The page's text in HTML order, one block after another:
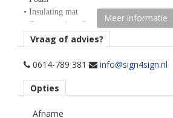
• Insulating mat
• Corrugated cardboard – special flute
design
Meer informatie
Vraag of advies?
0614-789 381 info@sign4sign.nl
Opties
Afname